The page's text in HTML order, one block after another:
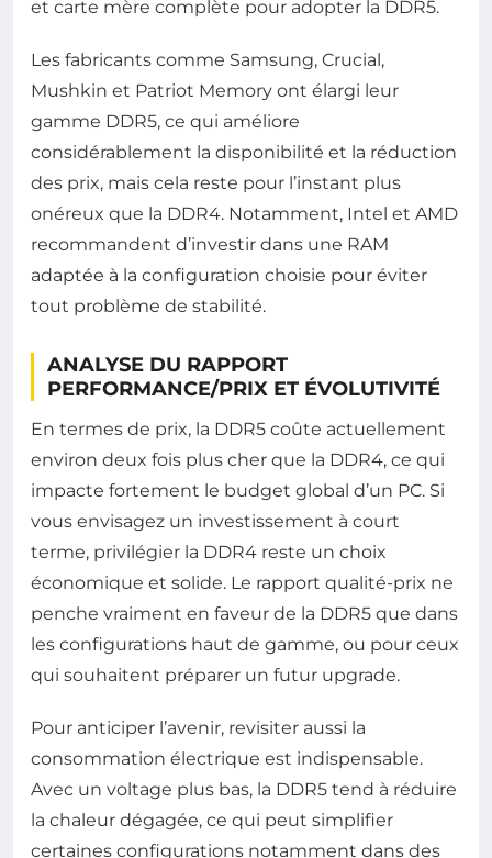
et carte mère complète pour adopter la DDR5.
Les fabricants comme Samsung, Crucial,
Mushkin et Patriot Memory ont élargi leur
gamme DDR5, ce qui améliore
considérablement la disponibilité et la réduction
des prix, mais cela reste pour l’instant plus
onéreux que la DDR4. Notamment, Intel et AMD
recommandent d’investir dans une RAM
adaptée à la configuration choisie pour éviter
tout problème de stabilité.
ANALYSE DU RAPPORT
PERFORMANCE/PRIX ET ÉVOLUTIVITÉ
En termes de prix, la DDR5 coûte actuellement
environ deux fois plus cher que la DDR4, ce qui
impacte fortement le budget global d’un PC. Si
vous envisagez un investissement à court
terme, privilégier la DDR4 reste un choix
économique et solide. Le rapport qualité-prix ne
penche vraiment en faveur de la DDR5 que dans
les configurations haut de gamme, ou pour ceux
qui souhaitent préparer un futur upgrade.
Pour anticiper l’avenir, revisiter aussi la
consommation électrique est indispensable.
Avec un voltage plus bas, la DDR5 tend à réduire
la chaleur dégagée, ce qui peut simplifier
certaines configurations notamment dans des